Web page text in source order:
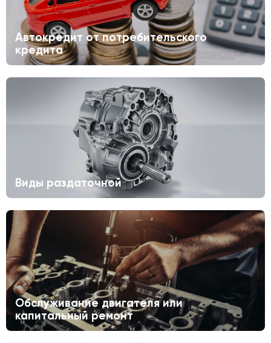
Автокредит от потребительского
кредита
Виды раздаточной
Обслуживание двигателя или
капитальный ремонт